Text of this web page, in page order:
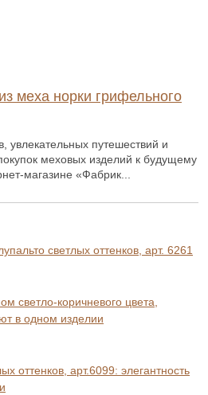
меха норки грифельного
увлекательных путешествий и
меховых изделий к будущему
магазине «Фабрик...
светлых оттенков, арт. 6261
светло-коричневого цвета,
в одном изделии
оттенков, арт.6099: элегантность